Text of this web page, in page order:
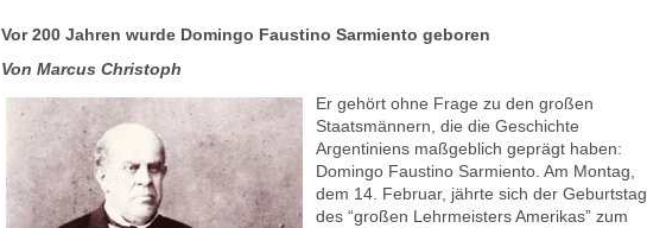
Vor 200 Jahren wurde Domingo Faustino Sarmiento geboren
Von Marcus Christoph
Er gehört ohne Frage zu den großen
Staatsmännern, die die Geschichte
Argentiniens maßgeblich geprägt haben:
Domingo Faustino Sarmiento. Am Montag,
dem 14. Februar, jährte sich der Geburtstag
des “großen Lehrmeisters Amerikas” zum